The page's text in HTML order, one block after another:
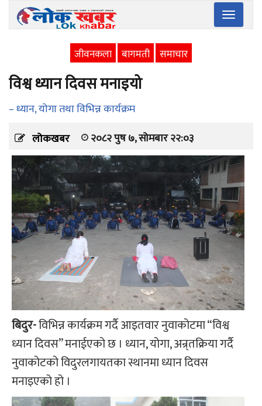
Toggle
जीवनकला बागमती समाचार
विश्व ध्यान दिवस मनाइयो
– ध्यान, योगा तथा विभिन्न कार्यक्रम
लोकखबर
२०८२ पुष ७, सोमबार २२:०३
बिदुर-विभिन्न कार्यक्रम गर्दै आइतवार नुवाकोटमा “विश्व
ध्यान दिवस” मनाईएको छ । ध्यान, योगा, अन्र्तक्रिया गर्दै
नुवाकोटको विदुरलगायतका स्थानमा ध्यान दिवस
मनाइएको हो ।